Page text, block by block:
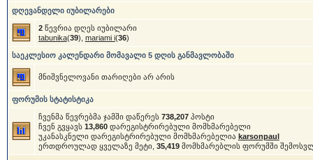
დღევანდელი იუბილარები
2წევრია დღეს იუბილარი
tabunika(39), mariami i(36)
საეკლესიო კალენდარი მომავალი 5 დღის განმავლობაში
მნიშვნელოვანი თარიღები არ არის
ფორუმის სტატისტიკა
ჩვენმა წევრებმა ჯამში დაწერეს 738,207პოსტი
ჩვენ გვყავს 13,860დარეგისტრირებული მომხმარებელი
უკანასკნელი დარეგისტრირებული მომხმარებელია karsonpaul
ერთდროულად ყველაზე მეტი, 35,419მომხმარებლის ფორუმში